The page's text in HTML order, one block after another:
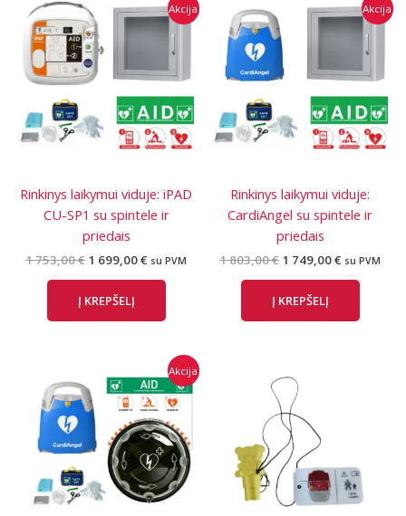
Akcija
Rinkinys laikymui viduje: iPAD
CU-SP1 su spintele ir
priedais
1 753,00€ Original
1
753,00 €.
1 699,00€ Current
699,00 €.
su PVM
Į KREPŠELĮ
Akcija
Rinkinys laikymui viduje:
CardiAngel su spintele ir
priedais
1 803,00€ Original
1
803,00 €.
1 749,00€ Current
749,00 €.
su PVM
Į KREPŠELĮ
Akcija